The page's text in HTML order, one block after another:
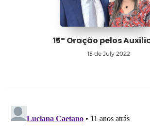
15ª Oração pelos
15 de July 2022